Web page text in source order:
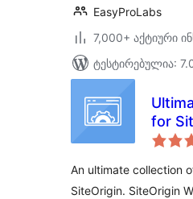
EasyProLabs
7,000+ აქტიური
ტესტირებულია:
for
An ultimate collection
SiteOrigin. SiteOrigin